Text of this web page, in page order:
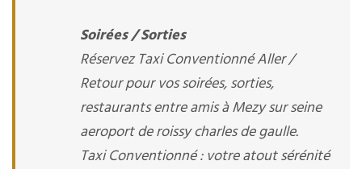
Soirées / Sorties
Réservez Taxi Conventionné Aller /
Retour pour vos soirées, sorties,
restaurants entre amis à Mezy sur seine
aeroport de roissy charles de gaulle.
Taxi Conventionné : votre atout sérénité